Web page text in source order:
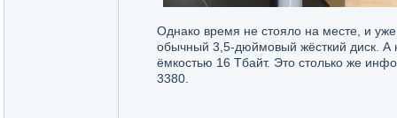
Однако время не стояло на месте, и уже
обычный 3,5-дюймовый жёсткий диск. А
ёмкостью 16 Тбайт. Это столько же
3380.